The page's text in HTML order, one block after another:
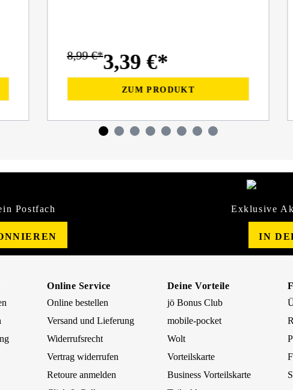
3,39 €*
8,99 €*
ZUM PRODUKT
Postfach Exklusive
IN
Online Service
Online bestellen
Versand und Lieferung
Widerrufsrecht
Vertrag widerrufen
Retoure anmelden
Deine Vorteile
jö Bonus Club
mobile-pocket
Wolt
Vorteilskarte
Business Vorteilskarte